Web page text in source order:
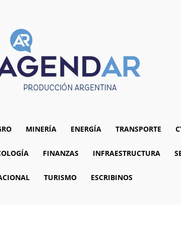
MINERÍA ENERGÍA TRANSPORTE
FINANZAS INFRAESTRUCTURA
TURISMO ESCRIBINOS